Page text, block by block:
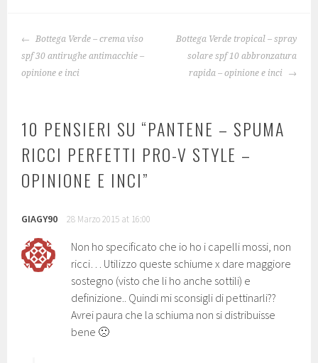
NAVIGAZIONE
ARTICOLO
Bottega Verde – crema viso
spf 30 antirughe antimacchie –
opinione e inci
Bottega Verde tropical – spray
solare spf 10 abbronzatura
rapida – opinione e inci
10 PENSIERI SU “PANTENE – SPUMA
RICCI PERFETTI PRO-V STYLE –
OPINIONE E INCI”
GIAGY90 28 Marzo 2015 at 16:00
Non ho specificato che io ho i capelli mossi, non
ricci… Utilizzo queste schiume x dare maggiore
sostegno (visto che li ho anche sottili) e
definizione.. Quindi mi sconsigli di pettinarli??
Avrei paura che la schiuma non si distribuisse
bene 🙁